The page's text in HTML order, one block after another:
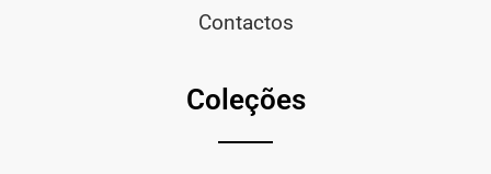
Contactos
Coleções